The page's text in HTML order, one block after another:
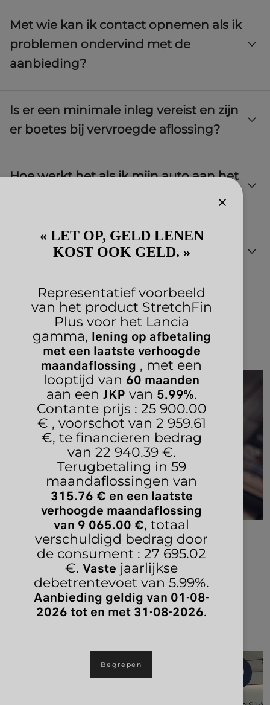
deze hebben een prijs.
Met wie kan ik contact opnemen als ik
problemen ondervind met de
aanbieding?
beschikking.
Is er een minimale inleg vereist en zijn
er boetes bij vervroegde aflossing?
hangt af van de contractvoorwaarden, een vervroegde aflossing
Hoe werkt het als ik mijn auto aan het
Als u een product hebt afgesloten dat teruggave toestaat, zal
het verkooppunt u begeleiden.
Hoe lang is de garantieperiode, kan
deze worden verlengd ?
De garantie bedraagt 2 jaar, maar kan worden verlengd tot 8
jaar. We raden u aan hiervoor de algemene voorwaarden te
raadplegen. Raadpleeg de officiële websites, het verkooppunt
kan u adviseren.
Uw Lancia kopen is eenvoudig
CONFIGUREER
Kies uw favoriete Lancia Ypsilon uit het gamma,
configureer hem en bestel hem online met een eerste
voorschot.
« LET OP, GELD LENEN
KOST OOK GELD. »
Begrepen
Representatief voorbeeld
van het product StretchFin
Plus voor het Lancia
gamma, lening op afbetaling
met een laatste verhoogde
maandaflossing , met een
looptijd van 60 maanden
aan een JKP van 5.99%.
Contante prijs : 25 900.00
€ , voorschot van 2 959.61
€, te financieren bedrag
van 22 940.39 €.
Terugbetaling in 59
maandaflossingen van
315.76 € en een laatste
verhoogde maandaflossing
van 9 065.00 €, totaal
verschuldigd bedrag door
de consument : 27 695.02
€.Vaste jaarlijkse
debetrentevoet van 5.99%.
Aanbieding geldig van 01-08-
2026 tot en met 31-08-2026.